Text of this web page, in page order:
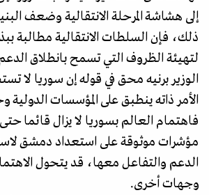
إلى هشاشة المرحلة الانتقالية وضعف
ذلك، فإن السلطات الانتقالية مطالبة
لتهيئة الظروف التي تسمح بانطلاق
الوزير برنيه محق في قوله إن سوريا لا
الأمر ذاته ينطبق على المؤسسات الدولية
فاهتمام العالم بسوريا لا يزال قائما
مؤشرات موثوقة على استعداد دمشق
الدعم والتفاعل معها، قد يتحول الاهتمام
وجهات أخرى.